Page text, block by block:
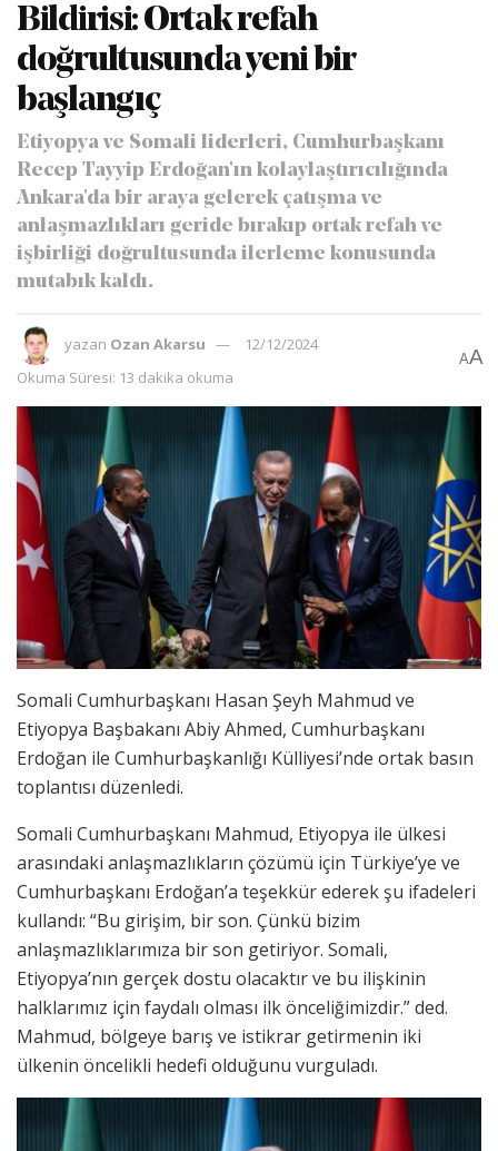
Bildirisi: Ortak refah
doğrultusunda yeni bir
başlangıç
Etiyopya ve Somali liderleri, Cumhurbaşkanı
Recep Tayyip Erdoğan'ın kolaylaştırıcılığında
Ankara'da bir araya gelerek çatışma ve
anlaşmazlıkları geride bırakıp ortak refah ve
işbirliği doğrultusunda ilerleme konusunda
mutabık kaldı.
yazan Ozan Akarsu
12/12/2024
Okuma Süresi: 13 dakika okuma
AA
Somali Cumhurbaşkanı Hasan Şeyh Mahmud ve
Etiyopya Başbakanı Abiy Ahmed, Cumhurbaşkanı
Erdoğan ile Cumhurbaşkanlığı Külliyesi’nde ortak basın
toplantısı düzenledi.
Somali Cumhurbaşkanı Mahmud, Etiyopya ile ülkesi
arasındaki anlaşmazlıkların çözümü için Türkiye’ye ve
Cumhurbaşkanı Erdoğan’a teşekkür ederek şu ifadeleri
kullandı: “Bu girişim, bir son. Çünkü bizim
anlaşmazlıklarımıza bir son getiriyor. Somali,
Etiyopya’nın gerçek dostu olacaktır ve bu ilişkinin
halklarımız için faydalı olması ilk önceliğimizdir.” ded.
Mahmud, bölgeye barış ve istikrar getirmenin iki
ülkenin öncelikli hedefi olduğunu vurguladı.